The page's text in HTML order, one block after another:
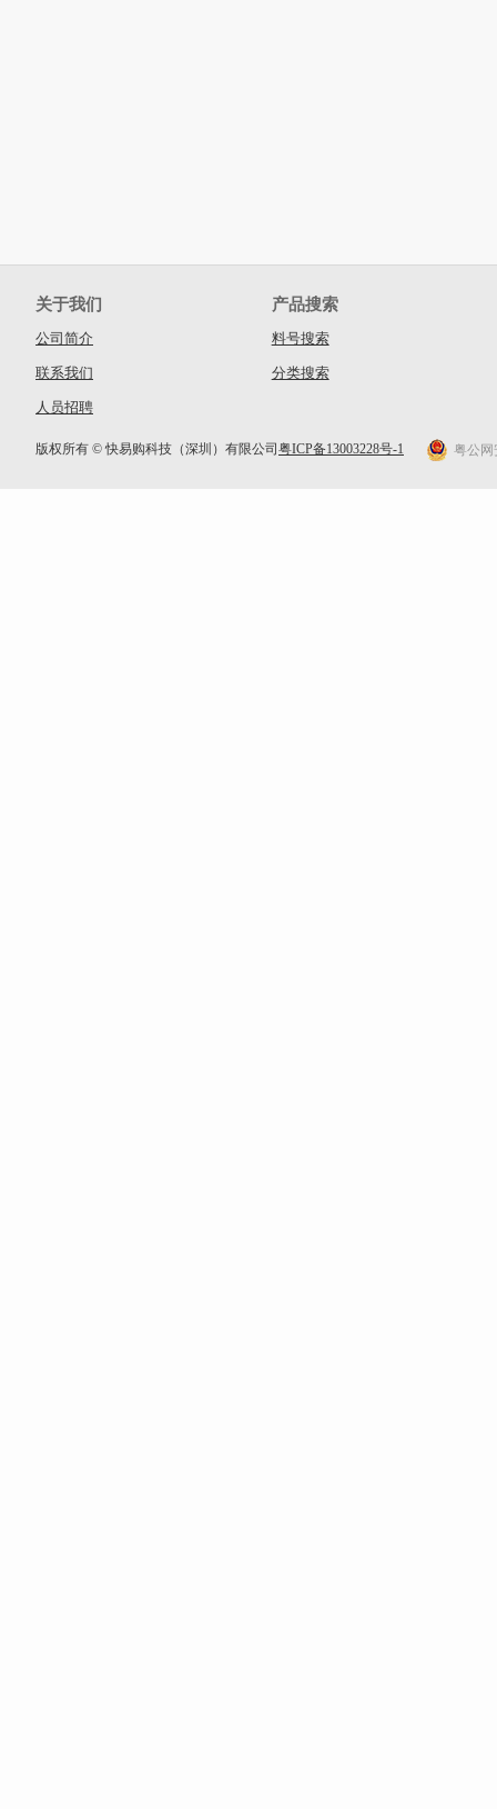
关于我们
公司简介
联系我们
人员招聘
产品搜索
料号搜索
分类搜索
版权所有 © 快易购科技（深圳）有限公司 粤ICP备13003228号-1 粤公网